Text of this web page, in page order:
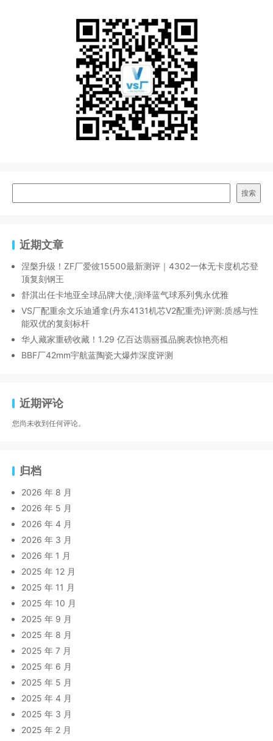
搜索
近期文章
涅槃升级！ZF厂爱彼15500最新测评｜4302一体无卡度机芯登
顶复刻钢王
舒淇出任卡地亚全球品牌大使,演绎蓝气球系列隽永优雅
VS厂配重余文乐迪通拿(丹东4131机芯V2配重壳)评测:质感与性
能双优的复刻标杆
华人藏家重磅收藏！1.29 亿百达翡丽孤品腕表惊艳亮相
BBF厂42mm宇航蓝陶瓷大爆炸深度评测
近期评论
您尚未收到任何评论。
归档
2026 年 8 月
2026 年 5 月
2026 年 4 月
2026 年 3 月
2026 年 1 月
2025 年 12 月
2025 年 11 月
2025 年 10 月
2025 年 9 月
2025 年 8 月
2025 年 7 月
2025 年 6 月
2025 年 5 月
2025 年 4 月
2025 年 3 月
2025 年 2 月